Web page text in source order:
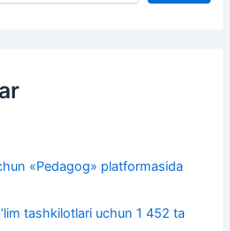
«Pedagog» platformasida
tashkilotlari uchun 1 452 ta